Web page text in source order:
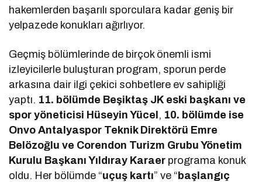
hakemlerden başarılı sporculara kadar geniş bir
yelpazede konukları ağırlıyor.
Geçmiş bölümlerinde de birçok önemli ismi
izleyicilerle buluşturan program, sporun perde
arkasına dair ilgi çekici sohbetlere ev sahipliği
yaptı. 11. bölümde Beşiktaş JK eski başkanı ve
spor yöneticisi Hüseyin Yücel, 10. bölümde ise
Onvo Antalyaspor Teknik Direktörü Emre
Belözoğlu ve Corendon Turizm Grubu Yönetim
Kurulu Başkanı Yıldıray Karaer programa konuk
oldu. Her bölümde “uçuş kartı” ve “başlangıç